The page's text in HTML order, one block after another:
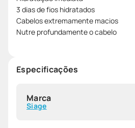
3 dias de fios hidratados
Cabelos extremamente macios
Nutre profundamente o cabelo
Especificações
Marca
Siage